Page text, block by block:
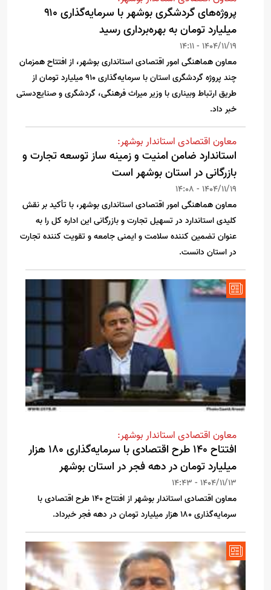
پروژه‌های گردشگری بوشهر با سرمایه‌گذاری ۹۱۰
میلیارد تومان به بهره‌برداری رسید
1404/11/19 - 14:11
معاون هماهنگی امور اقتصادی استانداری بوشهر، از افتتاح همزمان
چند پروژه گردشگری استان با سرمایه‌گذاری ۹۱۰ میلیارد تومان از
طریق ارتباط وبیناری با وزیر میراث فرهنگی، گردشگری و صنایع‌دستی
خبر داد.
معاون اقتصادی استاندار بوشهر:
استاندارد ضامن امنیت و زمینه ساز توسعه تجارت و
بازرگانی در استان بوشهر است
1404/11/19 - 14:08
معاون هماهنگی امور اقتصادی استانداری بوشهر، با تأکید بر نقش
کلیدی استاندارد در تسهیل تجارت و بازرگانی این اداره کل را به
عنوان تضمین کننده سلامت و ایمنی جامعه و تقویت کننده تجارت
در استان دانست.
معاون اقتصادی استاندار بوشهر:
افتتاح 140 طرح اقتصادی با سرمایه‌گذاری 180 هزار
میلیارد تومان در دهه فجر در استان بوشهر
1404/11/13 - 14:43
معاون اقتصادی استاندار بوشهر از افتتاح 140 طرح اقتصادی با
سرمایه‌گذاری 180 هزار میلیارد تومان در دهه فجر خبرداد.